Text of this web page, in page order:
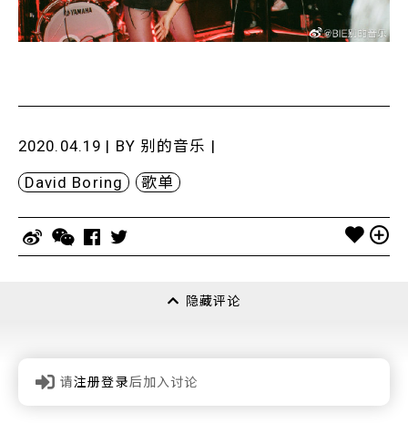
2020.04.19 | BY 别的音乐 |
David Boring 歌单
隐藏评论
请注册登录后加入讨论